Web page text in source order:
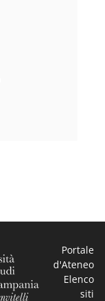
Portale
d'Ateneo
Elenco
siti